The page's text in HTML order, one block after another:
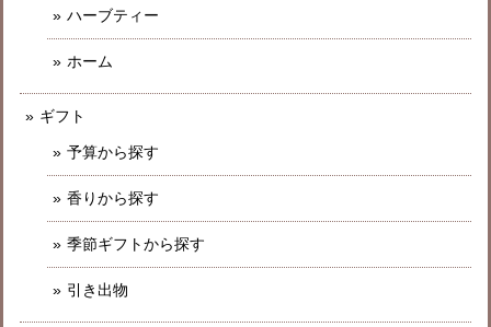
ハーブティー
ホーム
ギフト
予算から探す
香りから探す
季節ギフトから探す
引き出物